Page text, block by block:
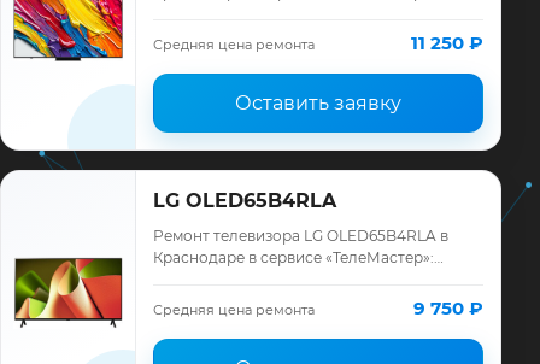
запчасти и гарантия до 12 месяцев.
Средняя цена ремонта 11 250 ₽
Оставить заявку
LG OLED65B4RLA
Ремонт телевизора LG OLED65B4RLA в
Краснодаре в сервисе «ТелеМастер»:
запчасти и гарантия до 12 месяцев.
Средняя цена ремонта 9 750 ₽